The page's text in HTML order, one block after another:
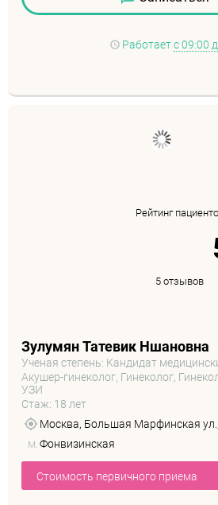
Работает с 09:00
Рейтинг
5 отзывов
Зулумян Татевик Ншановна
Ученая степень: Кандидат
Акушер-гинеколог, Гинеколог,
УЗИ
Стаж: 18 лет
Москва, Большая Марфинская ул.,
м. Фонвизинская
Стоимость первичного приема